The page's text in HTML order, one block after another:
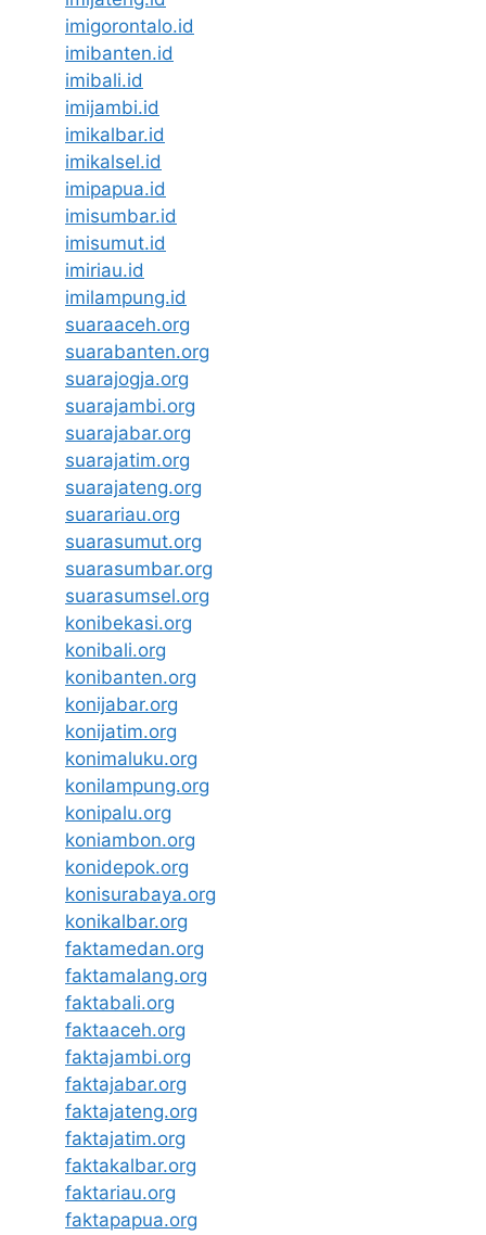
imigorontalo.id
imibanten.id
imibali.id
imijambi.id
imikalbar.id
imikalsel.id
imipapua.id
imisumbar.id
imisumut.id
imiriau.id
imilampung.id
suaraaceh.org
suarabanten.org
suarajogja.org
suarajambi.org
suarajabar.org
suarajatim.org
suarajateng.org
suarariau.org
suarasumut.org
suarasumbar.org
suarasumsel.org
konibekasi.org
konibali.org
konibanten.org
konijabar.org
konijatim.org
konimaluku.org
konilampung.org
konipalu.org
koniambon.org
konidepok.org
konisurabaya.org
konikalbar.org
faktamedan.org
faktamalang.org
faktabali.org
faktaaceh.org
faktajambi.org
faktajabar.org
faktajateng.org
faktajatim.org
faktakalbar.org
faktariau.org
faktapapua.org